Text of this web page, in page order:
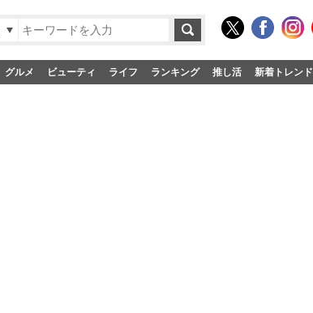
グルメ ビューティ ライフ ランキング 推し活 新着トレンド